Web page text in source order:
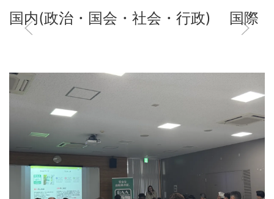
国内(政治・国会・社会・行政) 国際